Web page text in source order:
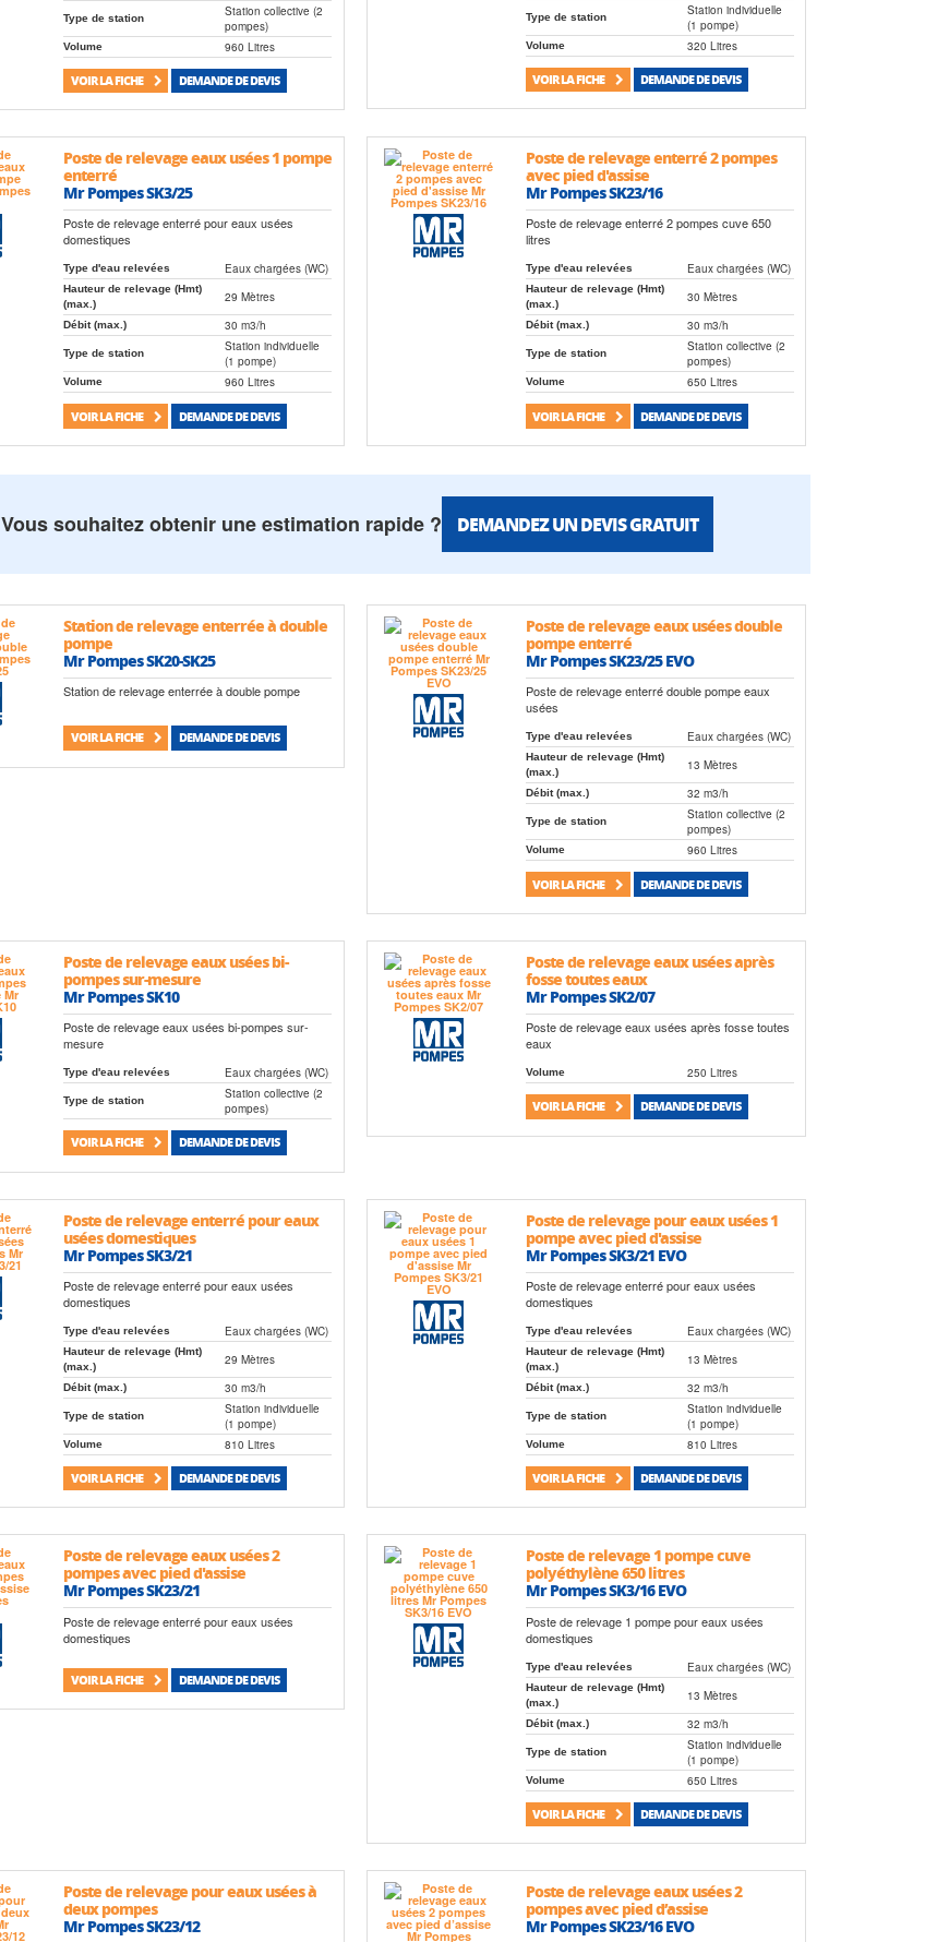
Type de station
Station collective (2
pompes)
Volume 960 Litres
VOIR LA FICHE DEMANDE DE DEVIS
Type de station
Station individuelle
(1 pompe)
Volume 320 Litres
VOIR LA FICHE DEMANDE DE DEVIS
Poste de relevage eaux usées 1 pompe
enterré
Mr Pompes SK3/25
Poste de relevage enterré pour eaux usées
domestiques
Type d'eau relevées Eaux chargées (WC)
Hauteur de relevage (Hmt)
(max.)
29 Mètres
Débit (max.) 30 m3/h
Type de station
Station individuelle
(1 pompe)
Volume 960 Litres
VOIR LA FICHE DEMANDE DE DEVIS
Poste de relevage enterré 2 pompes
avec pied d'assise
Mr Pompes SK23/16
Poste de relevage enterré 2 pompes cuve 650
litres
Type d'eau relevées Eaux chargées (WC)
Hauteur de relevage (Hmt)
(max.)
30 Mètres
Débit (max.) 30 m3/h
Type de station
Station collective (2
pompes)
Volume 650 Litres
VOIR LA FICHE DEMANDE DE DEVIS
Vous souhaitez obtenir une estimation rapide ? DEMANDEZ UN DEVIS GRATUIT
Station de relevage enterrée à double
pompe
Mr Pompes SK20-SK25
Station de relevage enterrée à double pompe
VOIR LA FICHE DEMANDE DE DEVIS
Poste de relevage eaux usées double
pompe enterré
Mr Pompes SK23/25 EVO
Poste de relevage enterré double pompe eaux
usées
Type d'eau relevées Eaux chargées (WC)
Hauteur de relevage (Hmt)
(max.)
13 Mètres
Débit (max.) 32 m3/h
Type de station
Station collective (2
pompes)
Volume 960 Litres
VOIR LA FICHE DEMANDE DE DEVIS
Poste de relevage eaux usées bi-
pompes sur-mesure
Mr Pompes SK10
Poste de relevage eaux usées bi-pompes sur-
mesure
Type d'eau relevées Eaux chargées (WC)
Type de station
Station collective (2
pompes)
VOIR LA FICHE DEMANDE DE DEVIS
Poste de relevage eaux usées après
fosse toutes eaux
Mr Pompes SK2/07
Poste de relevage eaux usées après fosse toutes
eaux
Volume 250 Litres
VOIR LA FICHE DEMANDE DE DEVIS
Poste de relevage enterré pour eaux
usées domestiques
Mr Pompes SK3/21
Poste de relevage enterré pour eaux usées
domestiques
Type d'eau relevées Eaux chargées (WC)
Hauteur de relevage (Hmt)
(max.)
29 Mètres
Débit (max.) 30 m3/h
Type de station
Station individuelle
(1 pompe)
Volume 810 Litres
VOIR LA FICHE DEMANDE DE DEVIS
Poste de relevage pour eaux usées 1
pompe avec pied d'assise
Mr Pompes SK3/21 EVO
Poste de relevage enterré pour eaux usées
domestiques
Type d'eau relevées Eaux chargées (WC)
Hauteur de relevage (Hmt)
(max.)
13 Mètres
Débit (max.) 32 m3/h
Type de station
Station individuelle
(1 pompe)
Volume 810 Litres
VOIR LA FICHE DEMANDE DE DEVIS
Poste de relevage eaux usées 2
pompes avec pied d'assise
Mr Pompes SK23/21
Poste de relevage enterré pour eaux usées
domestiques
VOIR LA FICHE DEMANDE DE DEVIS
Poste de relevage 1 pompe cuve
polyéthylène 650 litres
Mr Pompes SK3/16 EVO
Poste de relevage 1 pompe pour eaux usées
domestiques
Type d'eau relevées Eaux chargées (WC)
Hauteur de relevage (Hmt)
(max.)
13 Mètres
Débit (max.) 32 m3/h
Type de station
Station individuelle
(1 pompe)
Volume 650 Litres
VOIR LA FICHE DEMANDE DE DEVIS
Poste de relevage pour eaux usées à
deux pompes
Mr Pompes SK23/12
Poste de relevage eaux usées 2
pompes avec pied d’assise
Mr Pompes SK23/16 EVO